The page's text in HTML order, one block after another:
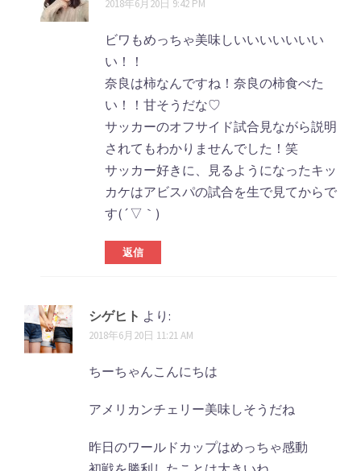
2018年6月20日 9:42 PM
ビワもめっちゃ美味しいいいいいいい
い！！
奈良は柿なんですね！奈良の柿食べた
い！！甘そうだな♡
サッカーのオフサイド試合見ながら説明
されてもわかりませんでした！笑
サッカー好きに、見るようになったキッ
カケはアビスパの試合を生で見てからで
す(´▽｀)
返信
シゲヒト より:
2018年6月20日 11:21 AM
ちーちゃんこんにちは
アメリカンチェリー美味しそうだね
昨日のワールドカップはめっちゃ感動